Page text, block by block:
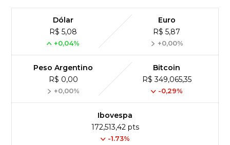
Dólar
R$ 5,08
+0,04%
Euro
R$ 5,87
+0,00%
Peso Argentino
R$ 0,00
+0,00%
Bitcoin
R$ 349,065,35
-0,29%
Ibovespa
172,513,42 pts
-1.73%